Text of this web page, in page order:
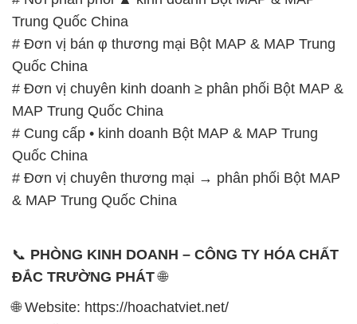
MAP Trung Quốc China
# Cung cấp • kinh doanh Bột MAP & MAP Trung
Quốc China
# Đơn vị chuyên thương mại → phân phối Bột MAP
& MAP Trung Quốc China
📞PHÒNG KINH DOANH – CÔNG TY HÓA CHẤT
ĐẮC TRƯỜNG PHÁT🌐
🌐 Website: https://hoachatviet.net/
– 0933.920.505 – 028.3504.5555
028.3756.1841- 028.3756.1842